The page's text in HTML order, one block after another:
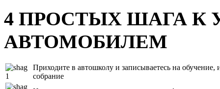
4 ПРОСТЫХ ШАГА К
АВТОМОБИЛЕМ
Приходите в автошколу и записываетесь на
собрание